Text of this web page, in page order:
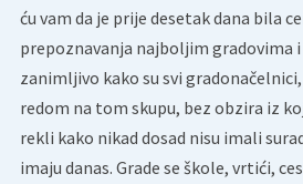
ću vam da je prije desetak dana bila
prepoznavanja najboljim gradovima
zanimljivo kako su svi
redom na tom skupu, bez obzira iz
rekli kako nikad dosad nisu imali
imaju danas. Grade se škole, vrtići,